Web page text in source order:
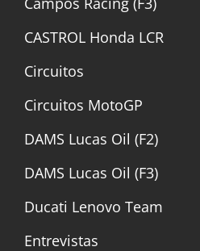
CASTROL Honda LCR
Circuitos
Circuitos MotoGP
DAMS Lucas Oil (F2)
DAMS Lucas Oil (F3)
Ducati Lenovo Team
Entrevistas